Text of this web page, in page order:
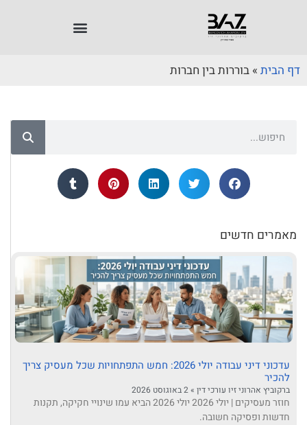
דף הבית » בוררות בין חברות
מאמרים חדשים
עדכוני דיני עבודה יולי 2026: חמש התפתחויות שכל מעסיק צריך
להכיר
ברקוביץ אהרוני זיו עורכי דין
חוזר מעסיקים | יולי 2026 יולי 2026 הביא עמו שינויי חקיקה, תקנות
חדשות ופסיקה חשובה.